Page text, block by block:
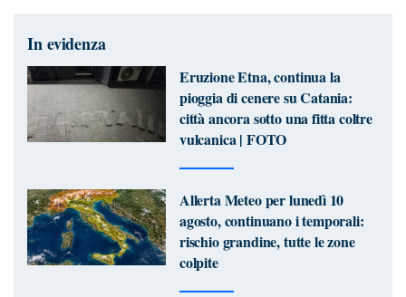
In evidenza
Eruzione Etna, continua la
pioggia di cenere su Catania:
città ancora sotto una fitta coltre
vulcanica | FOTO
Allerta Meteo per lunedì 10
agosto, continuano i temporali:
rischio grandine, tutte le zone
colpite